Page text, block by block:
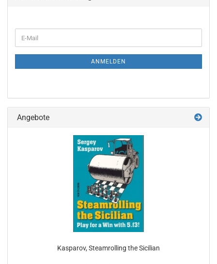
ZUR
E-
Mail
ANMELDEN
Angebote
Kasparov, Steamrolling the Sicilian